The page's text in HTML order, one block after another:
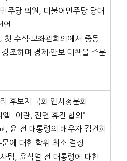
주당 의원, 더불어민주당 당대
언
첫 수석·보좌관회의에서 중동
조하며 경제·안보 대책을 주문
후보자 국회 인사청문회
엘- 이란, 전면 휴전 합의”
, 윤 전 대통령의 배우자 김건희
에 대한 학위 취소 결정
팀, 윤석열 전 대통령에 대한